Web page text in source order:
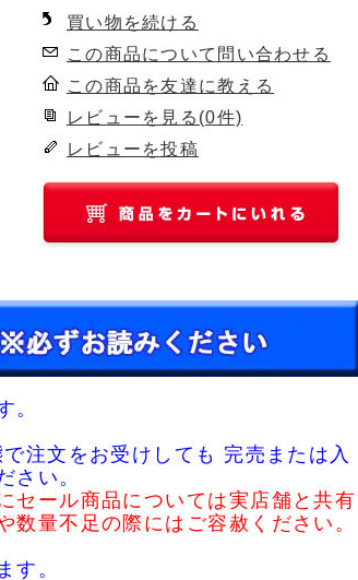
買い物を続ける
この商品について問い合わせる
この商品を友達に教える
レビューを見る(0件)
レビューを投稿
。
注文をお受けしても 完売または入
さい。
セール商品については実店舗と共有
数量不足の際にはご容赦ください。
す。